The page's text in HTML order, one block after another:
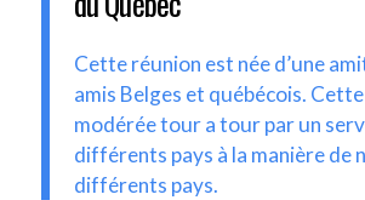
Cette réunion est née d’une
amis Belges et québécois.
modérée tour a tour par un
différents pays à la manière de
différents pays.